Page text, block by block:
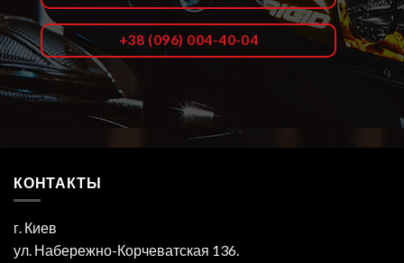
+38 (096) 004-40-04
КОНТАКТЫ
г. Киев
ул. Набережно-Корчеватская 136.